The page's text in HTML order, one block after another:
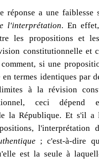
réponse a une faiblesse
l'interprétation. En
les propositions et
constitutionnelle et
si une
termes identiques par
à la révision
ceci dépend
la République. Et s'il
l'interprétation
; c'est‑à‑dire
est la seule à